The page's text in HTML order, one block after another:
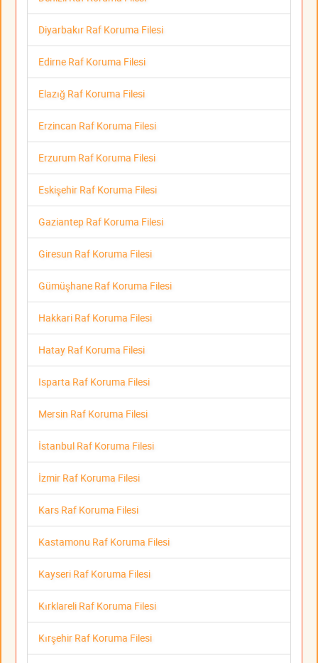
Diyarbakır Raf Koruma Filesi
Edirne Raf Koruma Filesi
Elazığ Raf Koruma Filesi
Erzincan Raf Koruma Filesi
Erzurum Raf Koruma Filesi
Eskişehir Raf Koruma Filesi
Gaziantep Raf Koruma Filesi
Giresun Raf Koruma Filesi
Gümüşhane Raf Koruma Filesi
Hakkari Raf Koruma Filesi
Hatay Raf Koruma Filesi
Isparta Raf Koruma Filesi
Mersin Raf Koruma Filesi
İstanbul Raf Koruma Filesi
İzmir Raf Koruma Filesi
Kars Raf Koruma Filesi
Kastamonu Raf Koruma Filesi
Kayseri Raf Koruma Filesi
Kırklareli Raf Koruma Filesi
Kırşehir Raf Koruma Filesi